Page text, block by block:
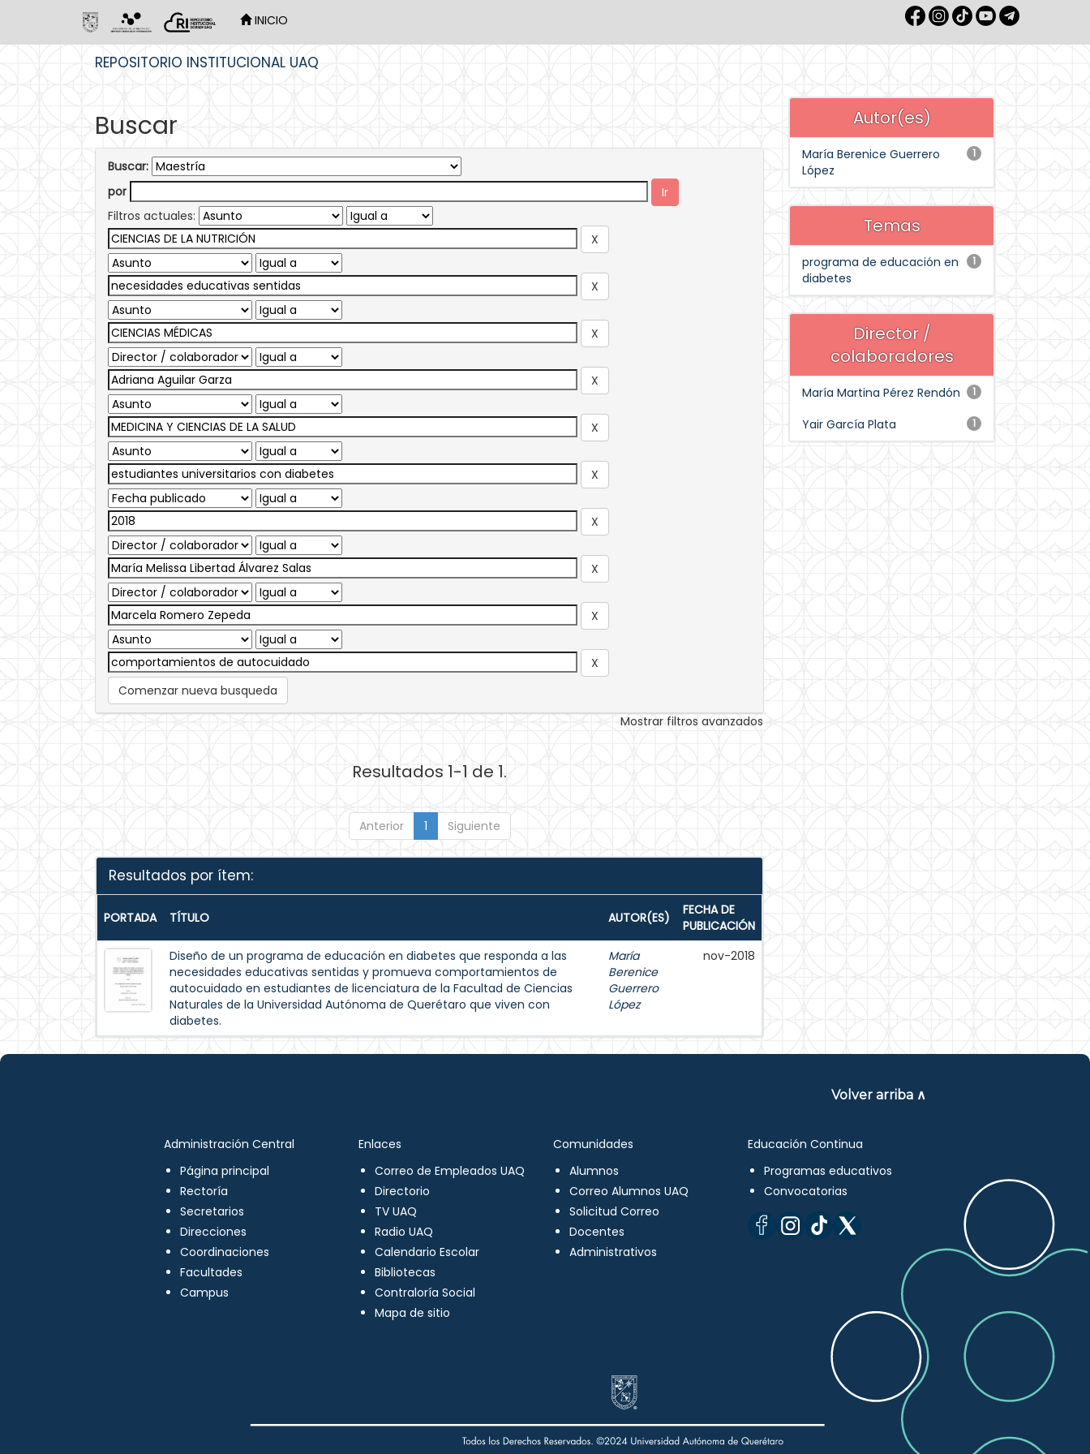
INICIO
REPOSITORIO INSTITUCIONAL UAQ
Buscar
Buscar:
por
Filtros actuales:
Comenzar nueva busqueda
Mostrar filtros avanzados
Resultados 1-1 de 1.
Anterior 1 Siguiente
Resultados por ítem:
PORTADA TÍTULO AUTOR(ES)
FECHA DE
PUBLICACIÓN
Diseño de un programa de educación en diabetes que responda a las
necesidades educativas sentidas y promueva comportamientos de
autocuidado en estudiantes de licenciatura de la Facultad de Ciencias
Naturales de la Universidad Autónoma de Querétaro que viven con
diabetes.
María
Berenice
Guerrero
López
nov-2018
Autor(es)
1
María Berenice Guerrero
López
Temas
1
programa de educación en
diabetes
Director /
colaboradores
1
María Martina Pérez Rendón
1
Yair García Plata
Volver arriba ∧
Administración Central
Página principal
Rectoría
Secretarios
Direcciones
Coordinaciones
Facultades
Campus
Enlaces
Correo de Empleados UAQ
Directorio
TV UAQ
Radio UAQ
Calendario Escolar
Bibliotecas
Contraloría Social
Mapa de sitio
Comunidades
Alumnos
Correo Alumnos UAQ
Solicitud Correo
Docentes
Administrativos
Educación Continua
Programas educativos
Convocatorias